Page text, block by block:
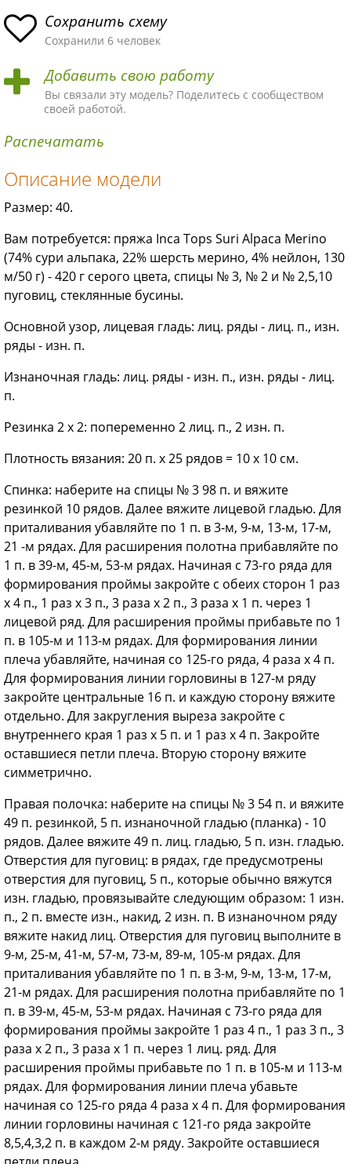
асн
ая
ма
пло
хая
ма
ыч
ная
ма
ая
ма
ая
ма!
Сохранить схему
Сохранили 6 человек
Добавить свою работу
Вы связали эту модель? Поделитесь с сообществом
своей работой.
Распечатать
Описание модели
Размер: 40.
Вам потребуется: пряжа Inca Tops Suri Alpaca Merino
(74% сури альпака, 22% шерсть мерино, 4% нейлон, 130
м/50 г) - 420 г серого цвета, спицы № 3, № 2 и № 2,5,10
пуговиц, стеклянные бусины.
Основной узор, лицевая гладь: лиц. ряды - лиц. п., изн.
ряды - изн. п.
Изнаночная гладь: лиц. ряды - изн. п., изн. ряды - лиц.
п.
Резинка 2 x 2: попеременно 2 лиц. п., 2 изн. п.
Плотность вязания: 20 п. х 25 рядов = 10 x 10 см.
Спинка: наберите на спицы № 3 98 п. и вяжите
резинкой 10 рядов. Далее вяжите лицевой гладью. Для
приталивания убавляйте по 1 п. в 3-м, 9-м, 13-м, 17-м,
21 -м рядах. Для расширения полотна прибавляйте по
1 п. в 39-м, 45-м, 53-м рядах. Начиная с 73-го ряда для
формирования проймы закройте с обеих сторон 1 раз
х 4 п., 1 раз х 3 п., 3 раза х 2 п., 3 раза х 1 п. через 1
лицевой ряд. Для расширения проймы прибавьте по 1
п. в 105-м и 113-м рядах. Для формирования линии
плеча убавляйте, начиная со 125-го ряда, 4 раза х 4 п.
Для формирования линии горловины в 127-м ряду
закройте центральные 16 п. и каждую сторону вяжите
отдельно. Для закругления выреза закройте с
внутреннего края 1 раз х 5 п. и 1 раз х 4 п. Закройте
оставшиеся петли плеча. Вторую сторону вяжите
симметрично.
Правая полочка: наберите на спицы № 3 54 п. и вяжите
49 п. резинкой, 5 п. изнаночной гладью (планка) - 10
рядов. Далее вяжите 49 п. лиц. гладью, 5 п. изн. гладью.
Отверстия для пуговиц: в рядах, где предусмотрены
отверстия для пуговиц, 5 п., которые обычно вяжутся
изн. гладью, провязывайте следующим образом: 1 изн.
п., 2 п. вместе изн., накид, 2 изн. п. В изнаночном ряду
вяжите накид лиц. Отверстия для пуговиц выполните в
9-м, 25-м, 41-м, 57-м, 73-м, 89-м, 105-м рядах. Для
приталивания убавляйте по 1 п. в 3-м, 9-м, 13-м, 17-м,
21-м рядах. Для расширения полотна прибавляйте по 1
п. в 39-м, 45-м, 53-м рядах. Начиная с 73-го ряда для
формирования проймы закройте 1 раз 4 п., 1 раз 3 п., 3
раза х 2 п., 3 раза х 1 п. через 1 лиц. ряд. Для
расширения проймы прибавьте по 1 п. в 105-м и 113-м
рядах. Для формирования линии плеча убавьте
начиная со 125-го ряда 4 раза х 4 п. Для формирования
линии горловины начиная с 121-го ряда закройте
8,5,4,3,2 п. в каждом 2-м ряду. Закройте оставшиеся